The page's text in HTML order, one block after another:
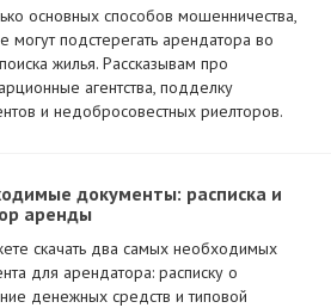
основных способов мошенничества,
могут подстерегать арендатора во
жилья. Рассказывам про
агентства, подделку
и недобросовестных риелторов.
документы: расписка и
аренды
скачать два самых необходимых
для арендатора: расписку о
денежных средств и типовой